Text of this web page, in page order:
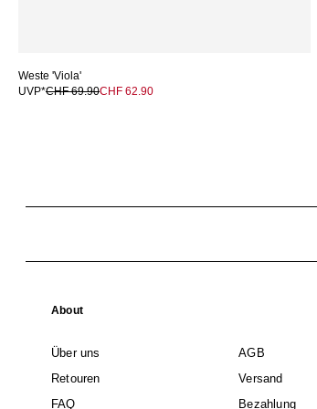
Weste 'Viola'
UVP*CHF 69.90CHF 62.90
About
Über uns
AGB
Retouren
Versand
FAQ
Bezahlung